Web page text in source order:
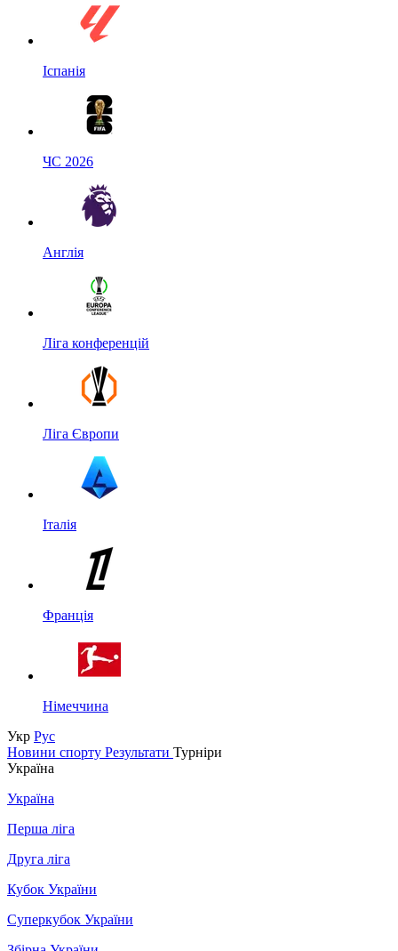
Іспанія
ЧС 2026
Англія
Ліга конференцій
Ліга Європи
Італія
Франція
Німеччина
Укр Рус
Новини спорту Результати Турніри
Україна
Україна
Перша ліга
Друга ліга
Кубок України
Суперкубок України